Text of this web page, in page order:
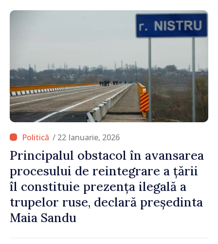
/ 22 Ianuarie, 2026
Principalul obstacol în avansarea
procesului de reintegrare a țării
îl constituie prezența ilegală a
trupelor ruse, declară președinta
Maia Sandu